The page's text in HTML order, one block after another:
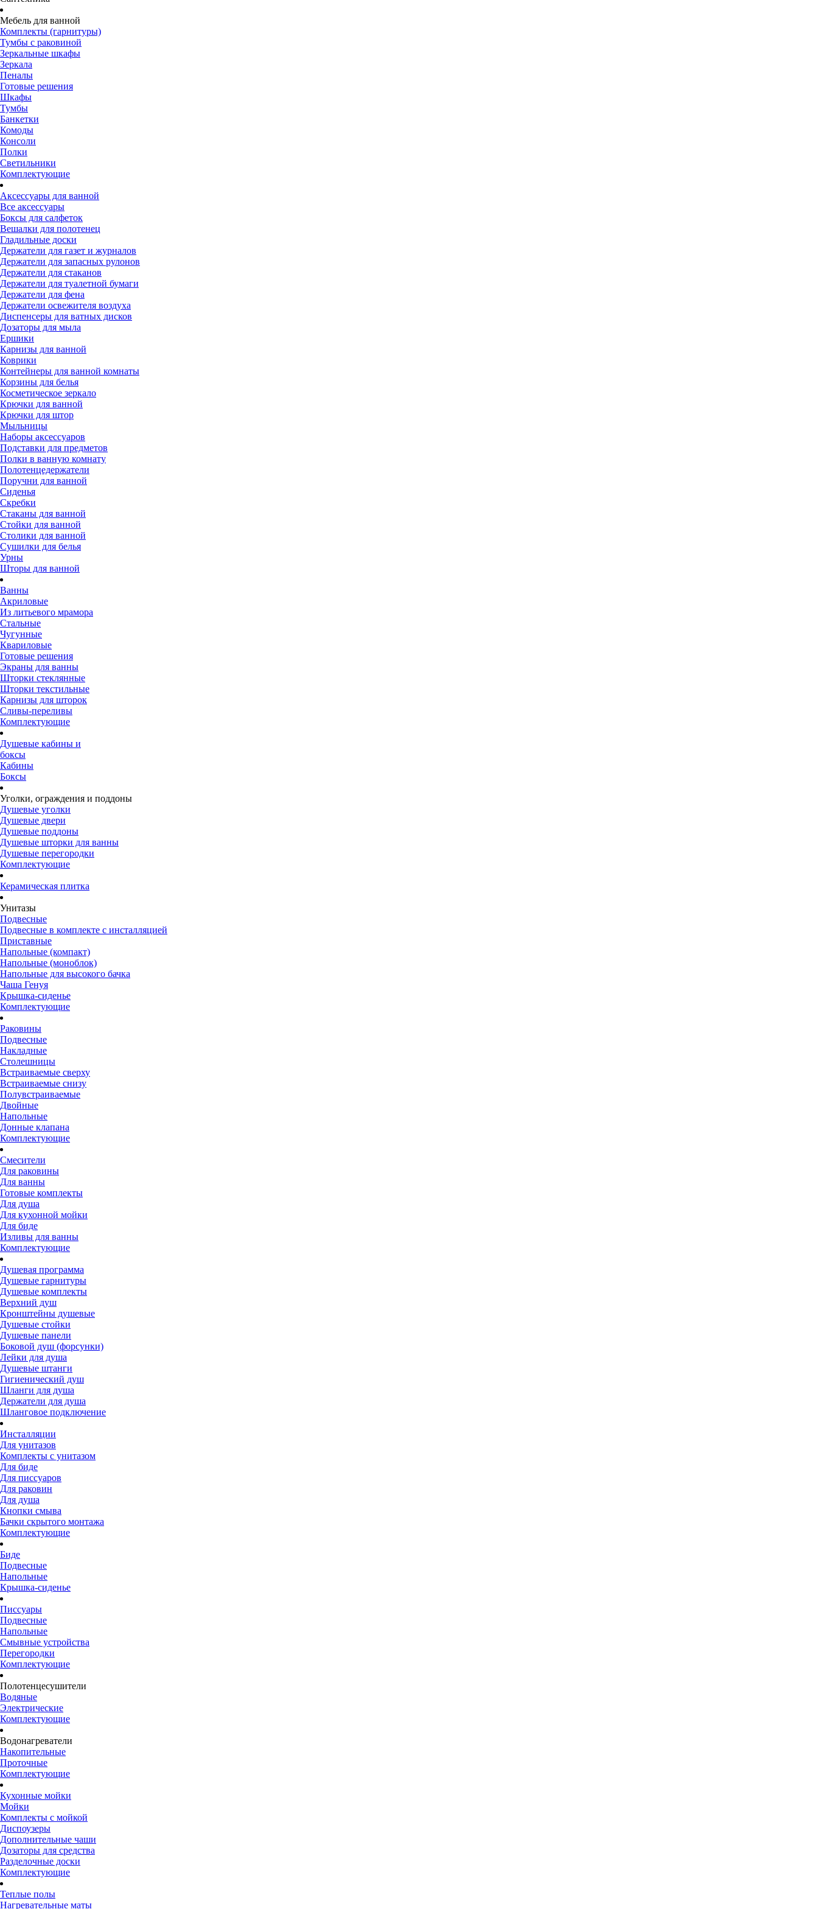
Мебель для ванной
Комплекты (гарнитуры)
Тумбы с раковиной
Зеркальные шкафы
Зеркала
Пеналы
Готовые решения
Шкафы
Тумбы
Банкетки
Комоды
Консоли
Полки
Светильники
Комплектующие
Аксессуары для ванной
Все аксессуары
Боксы для салфеток
Вешалки для полотенец
Гладильные доски
Держатели для газет и журналов
Держатели для запасных рулонов
Держатели для стаканов
Держатели для туалетной бумаги
Держатели для фена
Держатели освежителя воздуха
Диспенсеры для ватных дисков
Дозаторы для мыла
Ершики
Карнизы для ванной
Коврики
Контейнеры для ванной комнаты
Корзины для белья
Косметическое зеркало
Крючки для ванной
Крючки для штор
Мыльницы
Наборы аксессуаров
Подставки для предметов
Полки в ванную комнату
Полотенцедержатели
Поручни для ванной
Сиденья
Скребки
Стаканы для ванной
Стойки для ванной
Столики для ванной
Сушилки для белья
Урны
Шторы для ванной
Ванны
Акриловые
Из литьевого мрамора
Стальные
Чугунные
Квариловые
Готовые решения
Экраны для ванны
Шторки стеклянные
Шторки текстильные
Карнизы для шторок
Сливы-переливы
Комплектующие
Душевые кабины и
боксы
Кабины
Боксы
Уголки, ограждения и поддоны
Душевые уголки
Душевые двери
Душевые поддоны
Душевые шторки для ванны
Душевые перегородки
Комплектующие
Керамическая плитка
Унитазы
Подвесные
Подвесные в комплекте с инсталляцией
Приставные
Напольные (компакт)
Напольные (моноблок)
Напольные для высокого бачка
Чаша Генуя
Крышка-сиденье
Комплектующие
Раковины
Подвесные
Накладные
Столешницы
Встраиваемые сверху
Встраиваемые снизу
Полувстраиваемые
Двойные
Напольные
Донные клапана
Комплектующие
Смесители
Для раковины
Для ванны
Готовые комплекты
Для душа
Для кухонной мойки
Для биде
Изливы для ванны
Комплектующие
Душевая программа
Душевые гарнитуры
Душевые комплекты
Верхний душ
Кронштейны душевые
Душевые стойки
Душевые панели
Боковой душ (форсунки)
Лейки для душа
Душевые штанги
Гигиенический душ
Шланги для душа
Держатели для душа
Шланговое подключение
Инсталляции
Для унитазов
Комплекты с унитазом
Для биде
Для писсуаров
Для раковин
Для душа
Кнопки смыва
Бачки скрытого монтажа
Комплектующие
Биде
Подвесные
Напольные
Крышка-сиденье
Писсуары
Подвесные
Напольные
Смывные устройства
Перегородки
Комплектующие
Полотенцесушители
Водяные
Электрические
Комплектующие
Водонагреватели
Накопительные
Проточные
Комплектующие
Кухонные мойки
Мойки
Комплекты с мойкой
Диспоузеры
Дополнительные чаши
Дозаторы для средства
Разделочные доски
Комплектующие
Теплые полы
Нагревательные маты